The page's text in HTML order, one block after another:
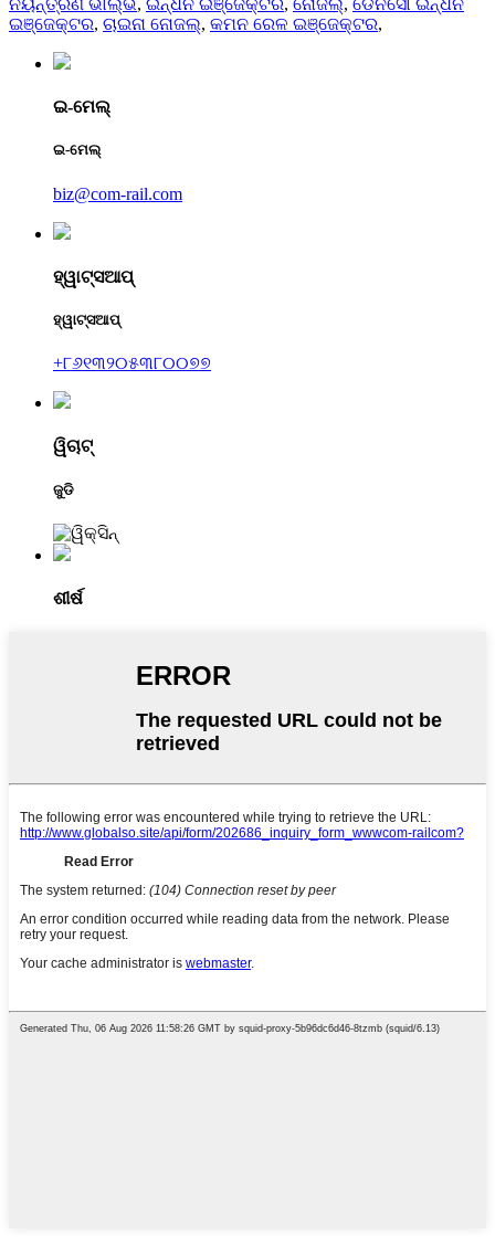
ନିୟନ୍ତ୍ରଣ ଭାଲ୍ଭ, ଇନ୍ଧନ ଇଞ୍ଜେକ୍ଟର, ନୋଜଲ୍, ଡେନସୋ ଇନ୍ଧନ
ଇଞ୍ଜେକ୍ଟର, ଚାଇନା ନୋଜଲ୍, କମନ ରେଳ ଇଞ୍ଜେକ୍ଟର,
ଇ-ମେଲ୍
ଇ-ମେଲ୍
biz@com-rail.com
ହ୍ୱାଟ୍ସଆପ୍
ହ୍ୱାଟ୍ସଆପ୍
+୮୬୧୩୨୦୫୩୮୦୦୭୭
ୱିଚାଟ୍
ଜୁଡି
ଶୀର୍ଷ